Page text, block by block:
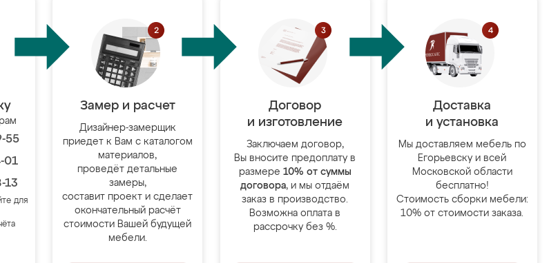
55
01
13
для
Замер и расчет
Дизайнер-замерщик
приедет к Вам с каталогом
материалов,
проведёт детальные
замеры,
составит проект и сделает
окончательный расчёт
стоимости Вашей будущей
мебели.
Договор
и изготовление
Заключаем договор,
Вы вносите предоплату в
размере 10% от суммы
договора, и мы отдаём
заказ в производство.
Возможна оплата в
рассрочку без %.
Доставка
и установка
Мы доставляем мебель по
Егорьевску и всей
Московской области
бесплатно!
Стоимость сборки мебели:
10% от стоимости заказа.